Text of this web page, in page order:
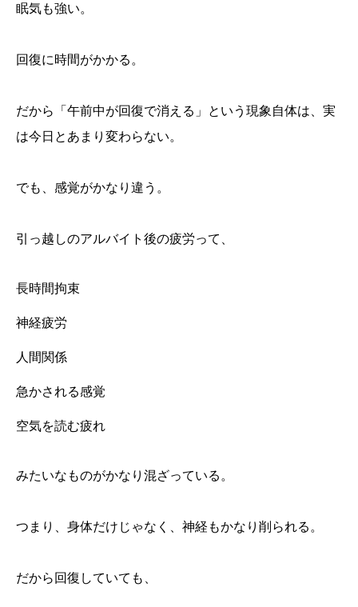
眠気も強い。
回復に時間がかかる。
だから「午前中が回復で消える」という現象自体は、実
は今日とあまり変わらない。
でも、感覚がかなり違う。
引っ越しのアルバイト後の疲労って、
長時間拘束
神経疲労
人間関係
急かされる感覚
空気を読む疲れ
みたいなものがかなり混ざっている。
つまり、身体だけじゃなく、神経もかなり削られる。
だから回復していても、